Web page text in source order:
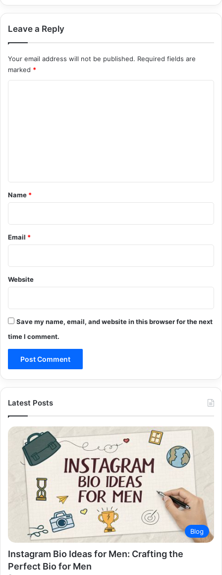
Leave a Reply
Your email address will not be published. Required fields are
marked *
*
Name *
Email *
Website
Save my name, email, and website in this browser for the next
time I comment.
Latest Posts
Blog
Instagram Bio Ideas for Men: Crafting the
Perfect Bio for Men